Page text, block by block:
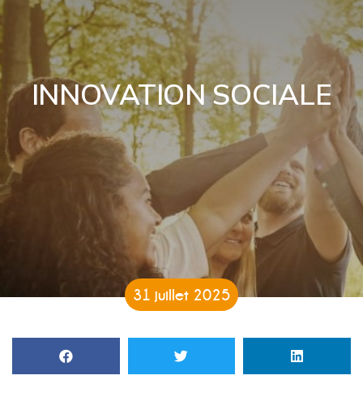
INNOVATION SOCIALE
31 juillet 2025